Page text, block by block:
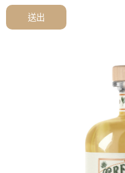
送出